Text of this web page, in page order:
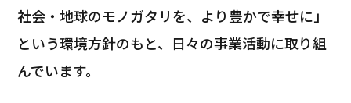
社会・地球のモノガタリを、より豊かで幸せに」
という環境方針のもと、日々の事業活動に取り組
んでいます。